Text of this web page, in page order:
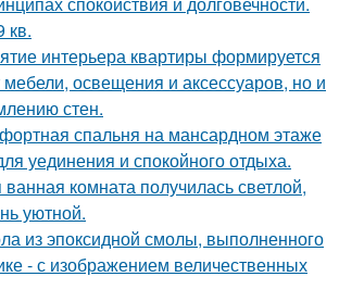
кв.
интерьера квартиры формируется
мебели, освещения и аксессуаров, но и
стен.
спальня на мансардном этаже
уединения и спокойного отдыха.
комната получилась светлой,
уютной.
из эпоксидной смолы, выполненного
- с изображением величественных